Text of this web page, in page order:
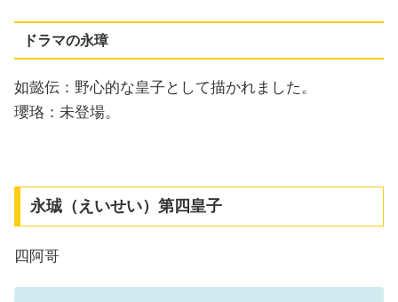
ドラマの永璋
如懿伝：野心的な皇子として描かれました。
瓔珞：未登場。
永珹（えいせい）第四皇子
四阿哥